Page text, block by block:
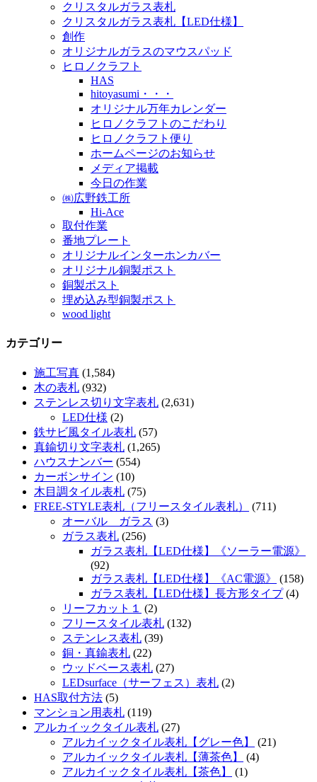
クリスタルガラス表札
クリスタルガラス表札【LED仕様】
創作
オリジナルガラスのマウスパッド
ヒロノクラフト
HAS
hitoyasumi・・・
オリジナル万年カレンダー
ヒロノクラフトのこだわり
ヒロノクラフト便り
ホームページのお知らせ
メディア掲載
今日の作業
㈱広野鉄工所
Hi-Ace
取付作業
番地プレート
オリジナルインターホンカバー
オリジナル銅製ポスト
銅製ポスト
埋め込み型銅製ポスト
wood light
カテゴリー
施工写真 (1,584)
木の表札 (932)
ステンレス切り文字表札 (2,631)
LED仕様 (2)
鉄サビ風タイル表札 (57)
真鍮切り文字表札 (1,265)
ハウスナンバー (554)
カーボンサイン (10)
木目調タイル表札 (75)
FREE-STYLE表札（フリースタイル表札）
(711)
オーバル ガラス (3)
ガラス表札 (256)
ガラス表札【LED仕様】《ソーラー電源》
(92)
ガラス表札【LED仕様】《AC電源》
(158)
ガラス表札【LED仕様】長方形タイプ(4)
リーフカット１
(2)
フリースタイル表札 (132)
ステンレス表札 (39)
銅・真鍮表札 (22)
ウッドベース表札 (27)
LEDsurface（サーフェス）表札 (2)
HAS取付方法 (5)
マンション用表札 (119)
アルカイックタイル表札 (27)
アルカイックタイル表札【グレー色】
(21)
アルカイックタイル表札【薄茶色】
(4)
アルカイックタイル表札【茶色】
(1)